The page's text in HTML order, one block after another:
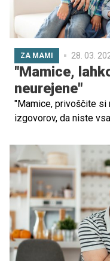
posameznikov okoli
svojih močeh."
ZA MAMI 28. 03.
"Mamice,
neurejene"
"Mamice, privoščite si
izgovorov, da niste
jih kot mlada mamica